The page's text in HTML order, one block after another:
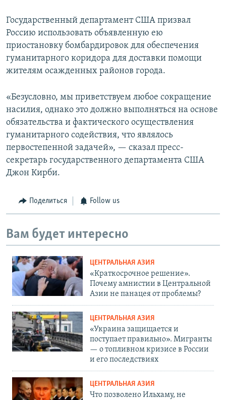
Государственный департамент США призвал
Россию использовать объявленную ею
приостановку бомбардировок для обеспечения
гуманитарного коридора для доставки помощи
жителям осажденных районов города.
«Безусловно, мы приветствуем любое сокращение
насилия, однако это должно выполняться на основе
обязательства и фактического осуществления
гуманитарного содействия, что являлось
первостепенной задачей», — сказал пресс-
секретарь государственного департамента США
Джон Кирби.
Поделиться Follow us
Вам будет интересно
ЦЕНТРАЛЬНАЯ АЗИЯ
«Краткосрочное решение».
Почему амнистии в Центральной
Азии не панацея от проблемы?
ЦЕНТРАЛЬНАЯ АЗИЯ
«Украина защищается и
поступает правильно». Мигранты
— о топливном кризисе в России
и его последствиях
ЦЕНТРАЛЬНАЯ АЗИЯ
Что позволено Ильхаму, не